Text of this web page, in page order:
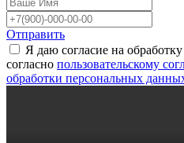
Отправить
Я даю согласие на
согласно пользовательскому
обработки персональных